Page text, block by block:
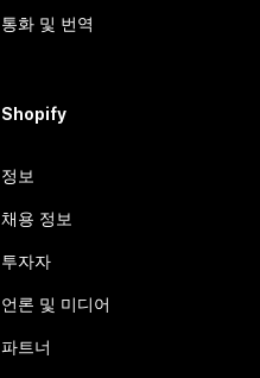
통화 및 번역
Shopify
정보
채용 정보
투자자
언론 및 미디어
파트너